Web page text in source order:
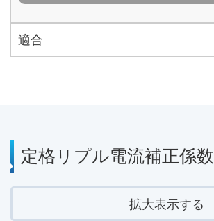
適合
定格リプル電流補正係数
拡大表示する